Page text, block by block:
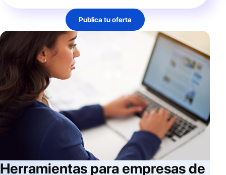
Publica tu oferta
Herramientas para empresas de